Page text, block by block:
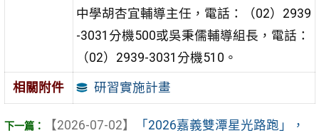
中學胡杏宜輔導主任，電話：（02）2939
-3031分機500或吳秉儒輔導組長， 電話：
（02）2939-3031分機510。
相關附件 研習實施計畫
【2026-07-02】
「2026嘉義雙潭星光路跑」，